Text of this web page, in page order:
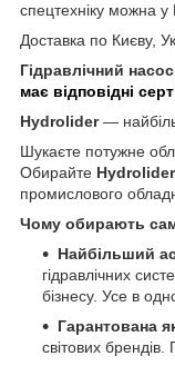
спецтехніку можна у
Доставка по Києву,
Гідравлічний насос
має відповідні
Hydrolider—
Шукаєте потужне
Обирайте Hydrolider
промислового
Чому обирають
Найбільший
гідравлічних
бізнесу. Усе в
Гарантована
світових